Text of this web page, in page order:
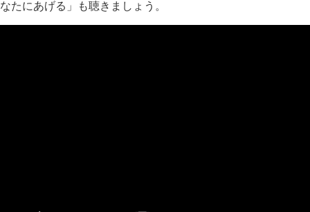
なたにあげる」も聴きましょう。